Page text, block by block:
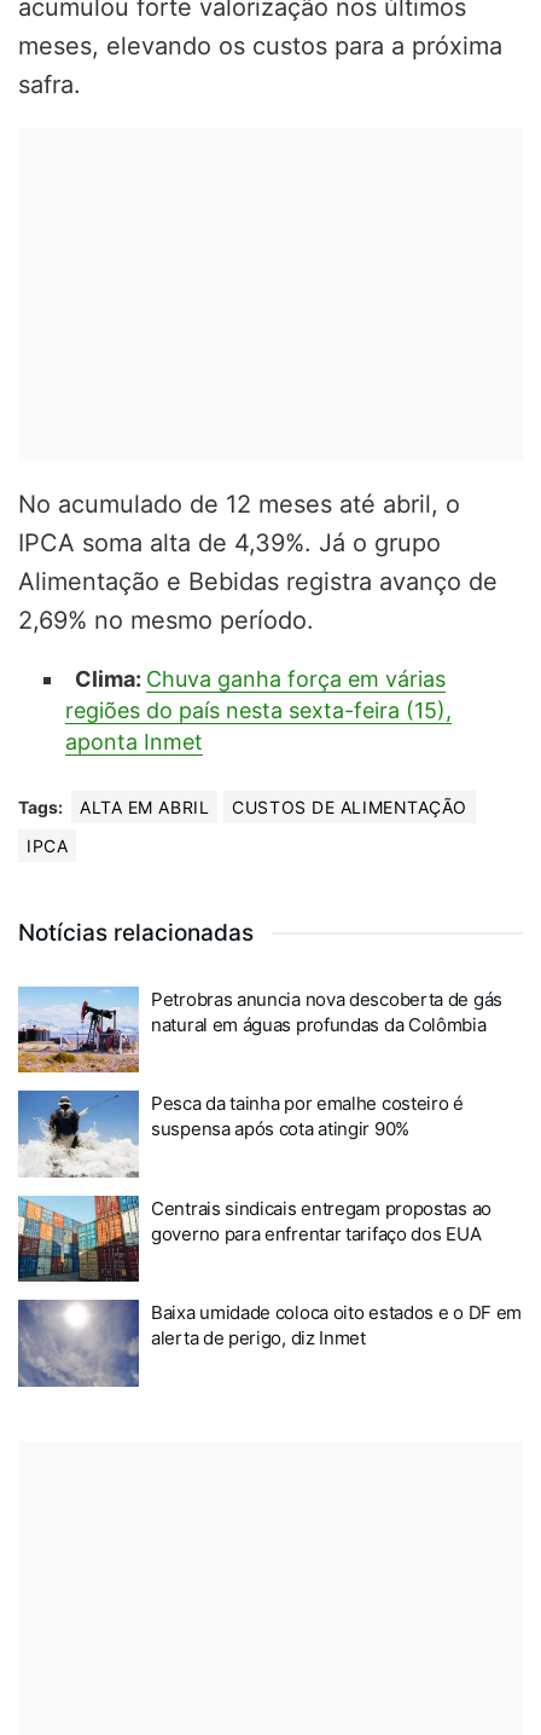
acumulou forte valorização nos últimos
meses, elevando os custos para a próxima
safra.
No acumulado de 12 meses até abril, o
IPCA soma alta de 4,39%. Já o grupo
Alimentação e Bebidas registra avanço de
2,69% no mesmo período.
Clima: Chuva ganha força em várias
regiões do país nesta sexta-feira (15),
aponta Inmet
Tags: ALTA EM ABRIL
CUSTOS DE ALIMENTAÇÃO
IPCA
Notícias relacionadas
Petrobras anuncia nova descoberta de gás
natural em águas profundas da Colômbia
Pesca da tainha por emalhe costeiro é
suspensa após cota atingir 90%
Centrais sindicais entregam propostas ao
governo para enfrentar tarifaço dos EUA
Baixa umidade coloca oito estados e o DF em
alerta de perigo, diz Inmet